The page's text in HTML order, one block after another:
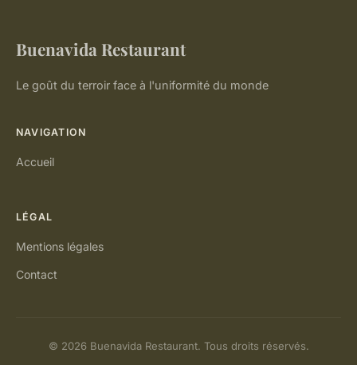
Buenavida Restaurant
Le goût du terroir face à l'uniformité du monde
NAVIGATION
Accueil
LÉGAL
Mentions légales
Contact
© 2026 Buenavida Restaurant. Tous droits réservés.